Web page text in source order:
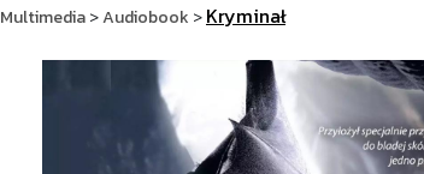
Multimedia>Audiobook >Kryminał